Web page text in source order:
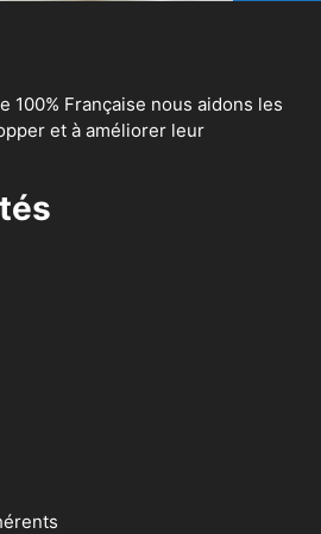
100% Française nous aidons les
et à améliorer leur